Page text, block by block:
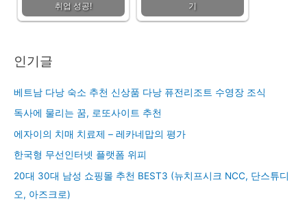
취업 성공!
기
인기글
베트남 다낭 숙소 추천 신상품 다낭 퓨전리조트 수영장 조식
독사에 물리는 꿈, 로또사이트 추천
에자이의 치매 치료제 – 레카네맙의 평가
한국형 무선인터넷 플랫폼 위피
20대 30대 남성 쇼핑몰 추천 BEST3 (뉴치프시크 NCC, 단스튜디
오, 아즈크로)